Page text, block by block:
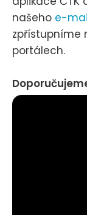
našeho e-
zpřístupníme
portálech.